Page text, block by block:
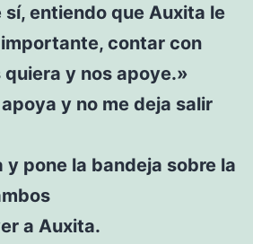
entiendo que Auxita le
contar con
y nos apoye.»
y no me deja salir
y pone la bandeja sobre la
a Auxita.